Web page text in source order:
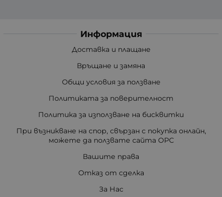
Информация
Доставка и плащане
Връщане и замяна
Общи условия за ползване
Политиката за поверителност
Политика за използване на бисквитки
При възникване на спор, свързан с покупка онлайн,
можете да ползвате сайта ОРС
Вашите права
Отказ от сделка
За Нас